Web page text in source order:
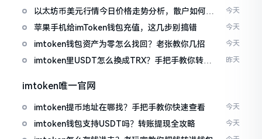
过
以太坊币美元行情今日价格走势分析，散户如何避
免追涨杀跌被套牢
今天
苹果手机给imToken钱包充值，这几步别搞错 今天
imtoken钱包资产为零怎么找回？老张教你几招 今天
imtoken里USDT怎么换成TRX？手把手教你转成
昨天
imtoken唯一官网
imtoken提币地址在哪找？手把手教你快速查看 今天
imtoken钱包支持USDT吗？转账提现全攻略 今天